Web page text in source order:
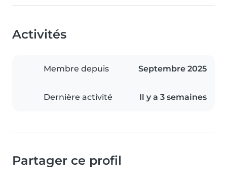
Activités
Membre depuis Septembre 2025
Dernière activité Il y a 3 semaines
Partager ce profil